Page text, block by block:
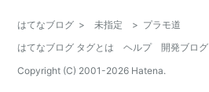
はてなブログ > 未指定 > プラモ道
はてなブログ タグとは
ヘルプ 開発ブログ
Copyright (C) 2001-2026 Hatena.